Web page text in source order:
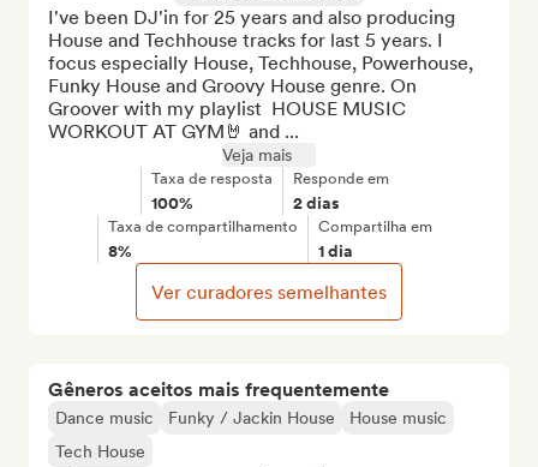
Gêneros aceitos mais frequentemente
Dance music Funky / Jackin House
House music
Tech House
I've been DJ'in for 25 years and also producing
House and Techhouse tracks for last 5 years. I
focus especially House, Techhouse, Powerhouse,
Funky House and Groovy House genre. On
Groover with my playlist  HOUSE MUSIC
WORKOUT AT GYM🤘 and ...
Veja mais
Taxa de resposta
100%
Responde em
2 dias
Taxa de compartilhamento
8%
Compartilha em
1 dia
Ver curadores semelhantes